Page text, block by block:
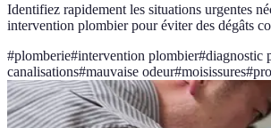
Identifiez rapidement les situations urgentes
intervention plombier pour éviter des dégâts
#plomberie#intervention plombier#diagnostic
canalisations#mauvaise odeur#moisissures#